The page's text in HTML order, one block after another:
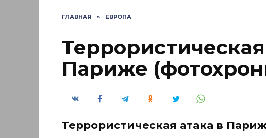
ГЛАВНАЯ » ЕВРОПА
Париже
Террористическая атака в